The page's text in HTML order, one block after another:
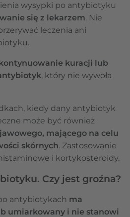
wysypki po antybiotyku
się z lekarzem. Nie
leczenia ani
kuracji lub
, który nie wywoła
kiedy dany antybiotyk
może być również
mającego na celu
skórnych. Zastosowanie
i kortykosteroidy.
Czy jest groźna?
antybiotykach ma
umiarkowany i nie stanowi